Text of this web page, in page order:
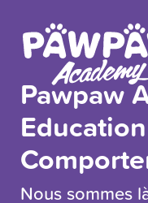
Pawpaw
Nous sommes